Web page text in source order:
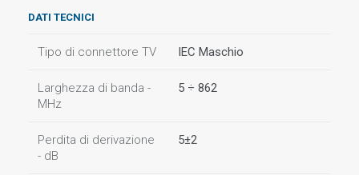
DATI TECNICI
Tipo di connettore TV IEC Maschio
Larghezza di banda -
MHz
5 ÷ 862
Perdita di derivazione
- dB
5±2